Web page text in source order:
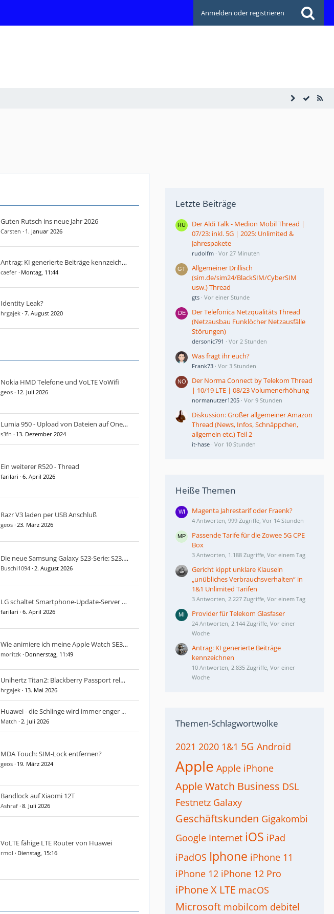
Anmelden oder registrieren
Guten Rutsch ins neue Jahr 2026
Carsten 1. Januar 2026
Antrag: KI generierte Beiträge kennzeichnen
caefer Montag, 11:44
Identity Leak?
hrgajek 7. August 2020
Nokia HMD Telefone und VoLTE VoWifi
geos 12. Juli 2026
Lumia 950 - Upload von Dateien auf OneDrive funktioniert nicht mehr
s3fn 13. Dezember 2024
Ein weiterer R520 - Thread
farilari 6. April 2026
Razr V3 laden per USB Anschluß
geos 23. März 2026
Die neue Samsung Galaxy S23-Serie: S23, S23+ und S23 Ultra
Buschi1094 2. August 2026
LG schaltet Smart­phone-Update-Server am 30. Juni 2025 ab
farilari 6. April 2026
Wie animiere ich meine Apple Watch SE3 cellular dazu mir Whatsapp Nachrichten zu signalisieren?
moritzk Donnerstag, 11:49
Unihertz Titan2: Blackberry Passport reloaded?
hrgajek 13. Mai 2026
Huawei - die Schlinge wird immer enger ...
Match 2. Juli 2026
MDA Touch: SIM-Lock entfernen?
geos 19. März 2024
Bandlock auf Xiaomi 12T
Ashraf 8. Juli 2026
VoLTE fähige LTE Router von Huawei
rmol Dienstag, 15:16
Letzte Beiträge
Der Aldi Talk - Medion Mobil Thread |
07/23: inkl. 5G | 2025: Unlimited &
Jahrespakete
rudolfm Vor 27 Minuten
Allgemeiner Drillisch
(sim.de/sim24/BlackSIM/CyberSIM
usw.) Thread
gts Vor einer Stunde
Der Telefonica Netzqualitäts Thread
(Netzausbau Funklöcher Netzausfälle
Störungen)
dersonic791 Vor 2 Stunden
Was fragt ihr euch?
Frank73 Vor 3 Stunden
Der Norma Connect by Telekom Thread
| 10/19 LTE | 08/23 Volumenerhöhung
normanutzer1205 Vor 9 Stunden
Diskussion: Großer allgemeiner Amazon
Thread (News, Infos, Schnäppchen,
allgemein etc.) Teil 2
it-hase Vor 10 Stunden
Heiße Themen
Magenta Jahrestarif oder Fraenk?
4 Antworten, 999 Zugriffe, Vor 14 Stunden
Passende Tarife für die Zowee 5G CPE
Box
3 Antworten, 1.188 Zugriffe, Vor einem Tag
Gericht kippt unklare Klauseln
„unübliches Verbrauchsverhalten“ in
1&1 Unlimited Tarifen
3 Antworten, 2.227 Zugriffe, Vor einem Tag
Provider für Telekom Glasfaser
24 Antworten, 2.144 Zugriffe, Vor einer
Woche
Antrag: KI generierte Beiträge
kennzeichnen
10 Antworten, 2.835 Zugriffe, Vor einer
Woche
Themen-Schlagwortwolke
2021 2020 1&1 5G Android
Apple Apple iPhone
Apple Watch Business DSL
Festnetz Galaxy
Geschäftskunden Gigakombi
Google Internet iOS iPad
iPadOS Iphone iPhone 11
iPhone 12 iPhone 12 Pro
iPhone X LTE macOS
Microsoft mobilcom debitel